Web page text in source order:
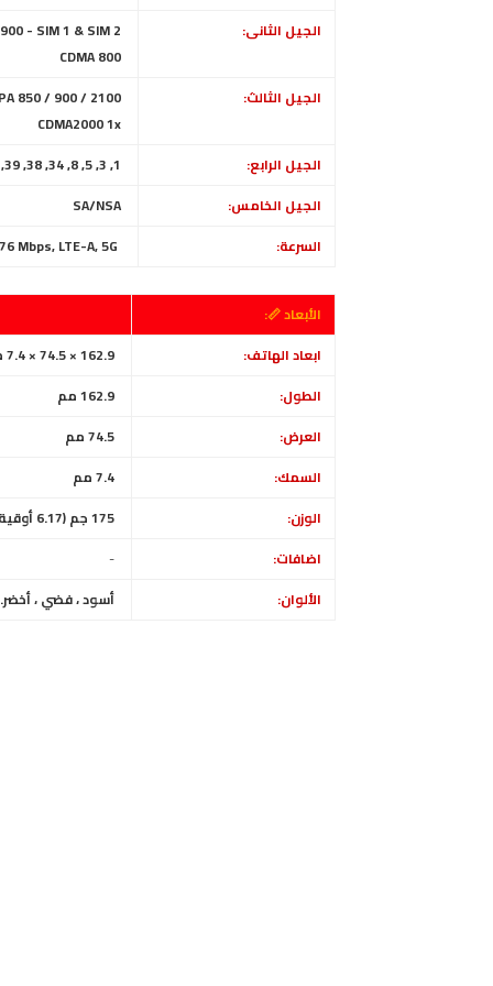
الجيل الثانى:
الجيل الثالث:
850 / 900 / 2100
الجيل الرابع:
1, 3, 5, 8, 34, 38, 39, 40, 41
الجيل الخامس:
SA/NSA
السرعة:
الأبعاد 📏:
ابعاد الهاتف:
162.9 × 74.5 × 7.4 ملم (6.41 × 2.93 × 0.29 بوصة)
الطول:
العرض:
74.5 مم
السمك:
7.4 مم
الوزن:
175 جم (6.17 أوقية)
اضافات:
-
الألوان:
أسود ، فضي ، أخضر.